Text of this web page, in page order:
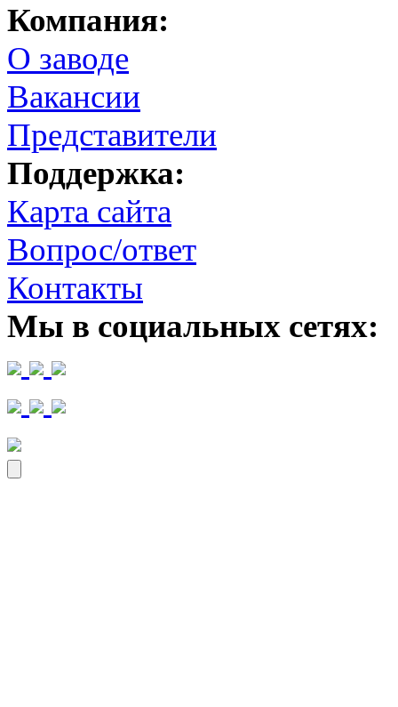
Компания:
О заводе
Вакансии
Представители
Поддержка:
Карта сайта
Вопрос/ответ
Контакты
Мы в социальных сетях: